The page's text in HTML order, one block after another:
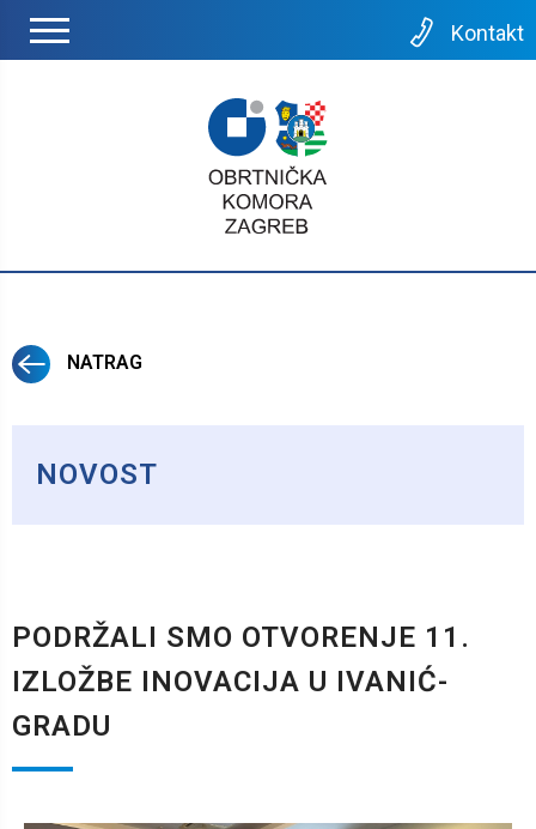
Kontakt
NATRAG
NOVOST
PODRŽALI SMO OTVORENJE 11.
IZLOŽBE INOVACIJA U IVANIĆ-
GRADU